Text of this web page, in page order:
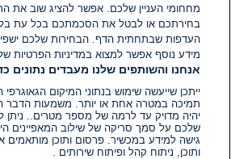
מחחומי העניין שלכם. אפשר להציג שוב את
בחירתכם או לבטל את הסכמתכם בכל עת
העדפות שבתחתית הדף. הבחירות שלכם
מידע נוסף אפשר למצוא במדיניות הפרטיות
אנחנו והשותפים שלנו מעבדים נתונים
ייתכן שייעשה שימוש בנתוני המיקום
תמיכה במטרה אחת או יותר. משמעות הדבר
יהיה מדויק עד לרמה של מספר מטרים.. ניתן
שלכם על סמך סריקה של שילוב המאפיינים
גישה למידע במכשיר. פרסום ותוכן מותאמים
ותוכן, ניתוח קהל ופיתוח שירותים .